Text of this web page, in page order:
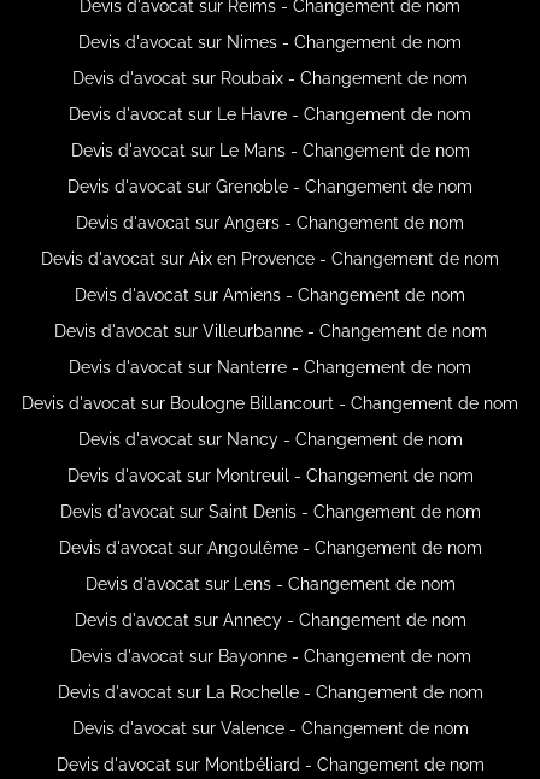
Devis d'avocat sur Reims - Changement de nom
Devis d'avocat sur Nimes - Changement de nom
Devis d'avocat sur Roubaix - Changement de nom
Devis d'avocat sur Le Havre - Changement de nom
Devis d'avocat sur Le Mans - Changement de nom
Devis d'avocat sur Grenoble - Changement de nom
Devis d'avocat sur Angers - Changement de nom
Devis d'avocat sur Aix en Provence - Changement de nom
Devis d'avocat sur Amiens - Changement de nom
Devis d'avocat sur Villeurbanne - Changement de nom
Devis d'avocat sur Nanterre - Changement de nom
Devis d'avocat sur Boulogne Billancourt - Changement de nom
Devis d'avocat sur Nancy - Changement de nom
Devis d'avocat sur Montreuil - Changement de nom
Devis d'avocat sur Saint Denis - Changement de nom
Devis d'avocat sur Angoulême - Changement de nom
Devis d'avocat sur Lens - Changement de nom
Devis d'avocat sur Annecy - Changement de nom
Devis d'avocat sur Bayonne - Changement de nom
Devis d'avocat sur La Rochelle - Changement de nom
Devis d'avocat sur Valence - Changement de nom
Devis d'avocat sur Montbéliard - Changement de nom